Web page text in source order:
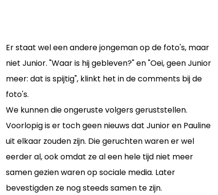
Er staat wel een andere jongeman op de foto's, maar
niet Junior. "Waar is hij gebleven?" en "Oei, geen Junior
meer: dat is spijtig", klinkt het in de comments bij de
foto's.
We kunnen die ongeruste volgers geruststellen.
Voorlopig is er toch geen nieuws dat Junior en Pauline
uit elkaar zouden zijn. Die geruchten waren er wel
eerder al, ook omdat ze al een hele tijd niet meer
samen gezien waren op sociale media. Later
bevestigden ze nog steeds samen te zijn.